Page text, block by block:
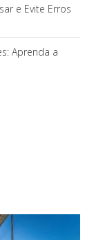
e Evite Erros
Aprenda a